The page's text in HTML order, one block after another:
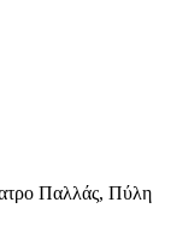
Παλλάς, Πύλη